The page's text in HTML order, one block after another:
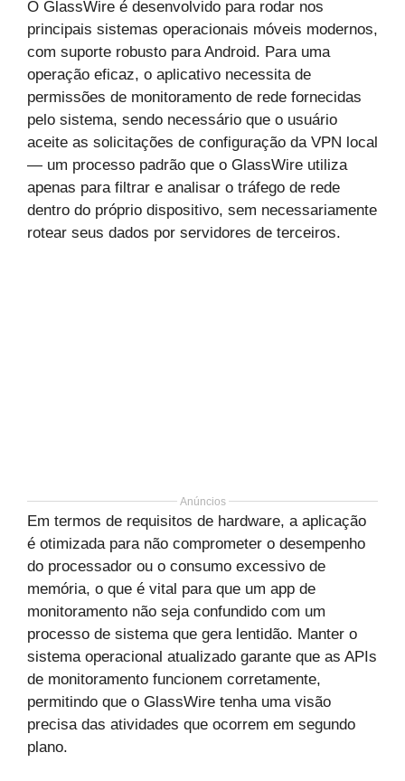
O GlassWire é desenvolvido para rodar nos
principais sistemas operacionais móveis modernos,
com suporte robusto para Android. Para uma
operação eficaz, o aplicativo necessita de
permissões de monitoramento de rede fornecidas
pelo sistema, sendo necessário que o usuário
aceite as solicitações de configuração da VPN local
— um processo padrão que o GlassWire utiliza
apenas para filtrar e analisar o tráfego de rede
dentro do próprio dispositivo, sem necessariamente
rotear seus dados por servidores de terceiros.
Anúncios
Em termos de requisitos de hardware, a aplicação
é otimizada para não comprometer o desempenho
do processador ou o consumo excessivo de
memória, o que é vital para que um app de
monitoramento não seja confundido com um
processo de sistema que gera lentidão. Manter o
sistema operacional atualizado garante que as APIs
de monitoramento funcionem corretamente,
permitindo que o GlassWire tenha uma visão
precisa das atividades que ocorrem em segundo
plano.